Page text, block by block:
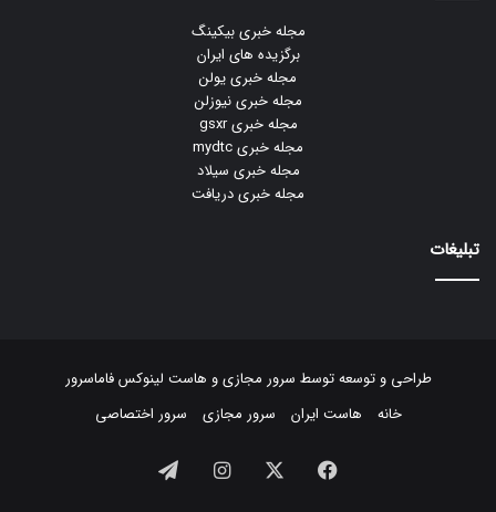
مجله خبری بیکینگ
برگزیده های ایران
مجله خبری یولن
مجله خبری نیوزلن
مجله خبری gsxr
مجله خبری mydtc
مجله خبری سیلاد
مجله خبری دریافت
تبلیغات
طراحی و توسعه توسط سرور مجازیو هاست لینوکسفاماسرور
خانه
هاست ایران سرور مجازی سرور اختصاصی
فیسبوک ایکس اینستاگرام